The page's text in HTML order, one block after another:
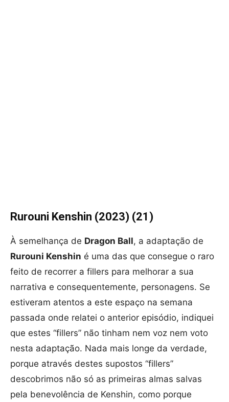
Rurouni Kenshin (2023) (21)
À semelhança de Dragon Ball, a adaptação de
Rurouni Kenshin é uma das que consegue o raro
feito de recorrer a fillers para melhorar a sua
narrativa e consequentemente, personagens. Se
estiveram atentos a este espaço na semana
passada onde relatei o anterior episódio, indiquei
que estes “fillers” não tinham nem voz nem voto
nesta adaptação. Nada mais longe da verdade,
porque através destes supostos “fillers”
descobrimos não só as primeiras almas salvas
pela benevolência de Kenshin, como porque